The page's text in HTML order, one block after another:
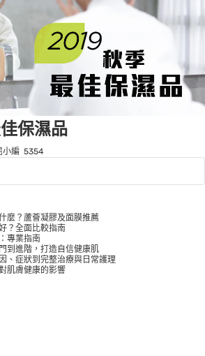
保濕品
小編 5354
麼？蘆薈凝膠及面膜推薦
？全面比較指南
專業指南
到進階，打造自信健康肌
、症狀到完整治療與日常護理
肌膚健康的影響